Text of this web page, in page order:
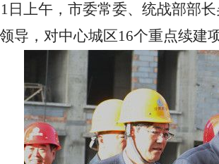
日上午，市委常委、统战部部
导，对中心城区16个重点续建